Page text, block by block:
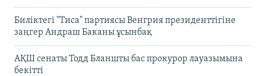
Биліктегі "Тиса" партиясы Венгрия президенттігіне
заңгер Андраш Баканы ұсынбақ
АҚШ сенаты Тодд Бланшты бас прокурор лауазымына
бекітті